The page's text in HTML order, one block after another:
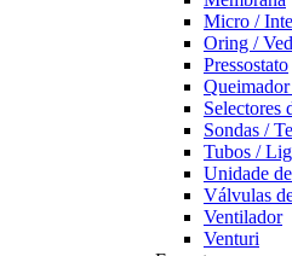
Micro /
Oring /
Pressostato
Selectores
Sondas /
Tubos /
Unidade
Válvulas
Ventilador
Venturi